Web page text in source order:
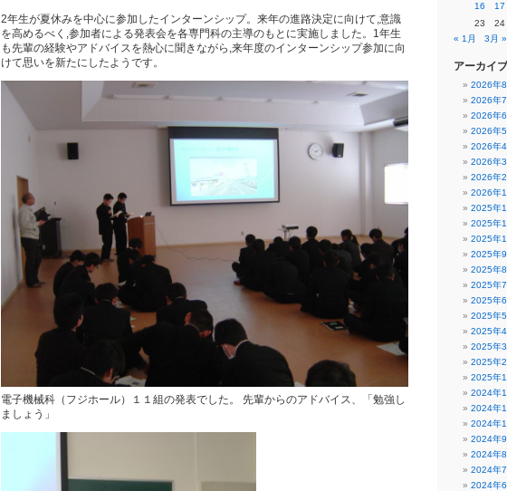
2年生が夏休みを中心に参加したインターンシップ。来年の進路決定に向けて,意識
を高めるべく,参加者による発表会を各専門科の主導のもとに実施しました。1年生
も先輩の経験やアドバイスを熱心に聞きながら,来年度のインターンシップ参加に向
けて思いを新たにしたようです。
電子機械科（フジホール）１１組の発表でした。 先輩からのアドバイス、「勉強し
ましょう」
16
17
23
24
« 1月
3月 »
アーカイブ
2026年8
2026年7
2026年6
2026年5
2026年4
2026年3
2026年2
2026年1
2025年
2025年
2025年
2025年9
2025年8
2025年7
2025年6
2025年5
2025年4
2025年3
2025年2
2025年1
2024年
2024年
2024年
2024年9
2024年8
2024年7
2024年6